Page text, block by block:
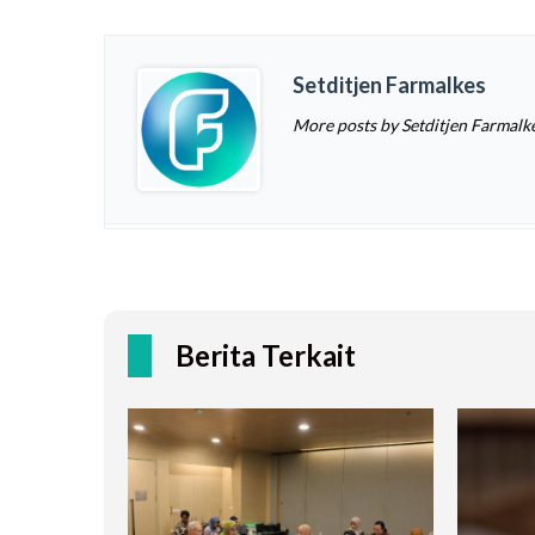
Setditjen Farmalkes
More posts by Setditjen
Berita Terkait